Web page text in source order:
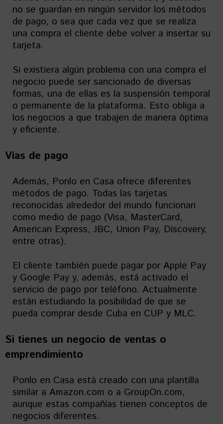
no se guardan en ningún servidor los métodos
de pago, o sea que cada vez que se realiza
una compra el cliente debe volver a insertar su
tarjeta.
Si existiera algún problema con una compra el
negocio puede ser sancionado de diversas
formas, una de ellas es la suspensión temporal
o permanente de la plataforma. Esto obliga a
los negocios a que trabajen de manera óptima
y eficiente.
Vías de pago
Además, Ponlo en Casa ofrece diferentes
métodos de pago. Todas las tarjetas
reconocidas alrededor del mundo funcionan
como medio de pago (Visa, MasterCard,
American Express, JBC, Union Pay, Discovery,
entre otras).
El cliente también puede pagar por Apple Pay
y Google Pay y, además, está activado el
servicio de pago por teléfono. Actualmente
están estudiando la posibilidad de que se
pueda comprar desde Cuba en CUP y MLC.
Si tienes un negocio de ventas o
emprendimiento
Ponlo en Casa está creado con una plantilla
similar a Amazon.com o a GroupOn.com,
aunque estas compañías tienen conceptos de
negocios diferentes.